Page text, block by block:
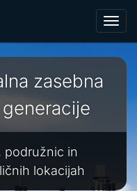
zasebna
podružnic in
lokacijah